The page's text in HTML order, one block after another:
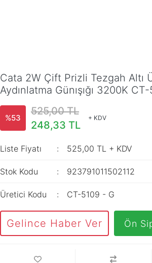
Cata 2W Çift Prizli Tezgah Altı
Aydınlatma Günışığı 3200K
%53
525,00 TL
248,33 TL
+ KDV
Liste Fiyatı 525,00 TL + KDV
Stok Kodu 923791011502112
Üretici Kodu CT-5109 - G
Gelince Haber Ver Ön